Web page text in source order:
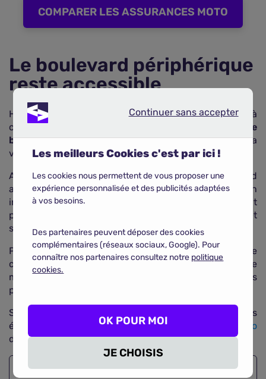
COMPARER LES ASSURANCES MOTO
Le boulevard périphérique
reste accessible
Heureusement, les conducteurs de deux-roues à
combustion interne
peuvent encore emprunter le
boulevard périphérique, faute de pouvoir traverser la
ville.
Avec cette réglementation, la ville de Paris entend
accélérer l'adoption des véhicules zéro émission
incluant les vélos, les engins de déplacement
personnel motorisés (EDPM) ainsi que les motos et
scooters.
Pour permettre aux adeptes des deux-roues de
changer plus rapidement de véhicule pour un modèle
moins polluant, la ville a mis en place des aides et des
primes à l'achat.
Si vous envisagez de faire l'acquisition d'un deux-roues
électrique, n'oubliez pas d'inclure l'
assurance moto
dans votre budget.
Continuer sans accepter
Les meilleurs Cookies c'est par ici !
Les cookies nous permettent de vous proposer une
expérience personnalisée et des publicités adaptées
à vos besoins.
Des partenaires peuvent déposer des cookies
complémentaires (réseaux sociaux, Google). Pour
connaître nos partenaires consultez notre politique
cookies.
JE CHOISIS
OK POUR MOI
Continuer sans accepter